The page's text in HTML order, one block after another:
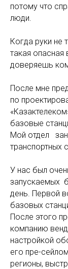
потому что
люди.
Когда руки не
такая
доверяешь
После мне
по
базовые
Мой отдел
транспортных
У нас был
запускаемых
день. Первой
базовых
После этого
компанию
настройкой
его пре-
регионы,